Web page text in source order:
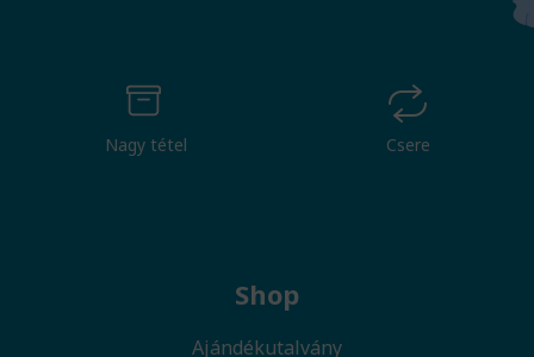
Nagy tétel Csere
Shop
Ajándékutalvány